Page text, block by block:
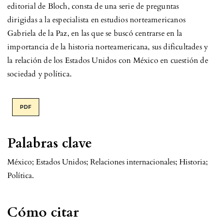
Palabras clave
México; Estados Unidos; Relaciones internacionales; Historia;
Política.
Cómo citar
editorial de Bloch, consta de una serie de preguntas
dirigidas a la especialista en estudios norteamericanos
Gabriela de la Paz, en las que se buscó centrarse en la
importancia de la historia norteamericana, sus dificultades y
la relación de los Estados Unidos con México en cuestión de
sociedad y política.
PDF